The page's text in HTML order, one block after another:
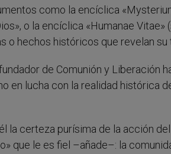
como la encíclica
o la encíclica «Humanae Vitae»
o hechos históricos que revelan
de Comunión y Liberación
en lucha con la realidad histórica
certeza purísima de la acción
que le es fiel –añade–: la